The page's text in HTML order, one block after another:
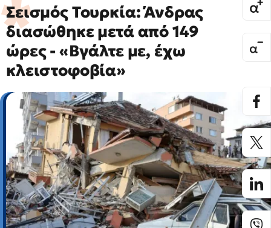
Σεισμός Τουρκία: Άνδρας
διασώθηκε μετά από 149
ώρες - «Βγάλτε με, έχω
κλειστοφοβία»